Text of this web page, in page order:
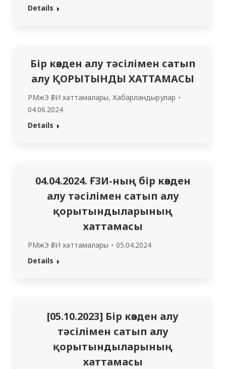
Details
Бір көзден алу тәсілімен сатып
алу ҚОРЫТЫНДЫ ХАТТАМАСЫ
РМжЭ ҒЗИ хаттамалары, Хабарландырулар
04.06.2024
Details
04.04.2024. ҒЗИ-ның бір көзден
алу тәсілімен сатып алу
қорытындыларының
хаттамасы
РМжЭ ҒЗИ хаттамалары
05.04.2024
Details
[05.10.2023] Бір көзден алу
тәсілімен сатып алу
қорытындыларының
хаттамасы